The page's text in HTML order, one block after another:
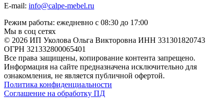
E-mail: info@calpe-mebel.ru
Режим работы: ежедневно с 08:30 до 17:00
Мы в соц сетях
© 2026 ИП Уколова Ольга Викторовна ИНН 331301820743
ОГРН 321332800065401
Все права защищены, копирование контента запрещено.
Информация на сайте предназначена исключительно для
ознакомления, не является публичной офертой.
Политика конфиденциальности
Соглашение на обработку ПД